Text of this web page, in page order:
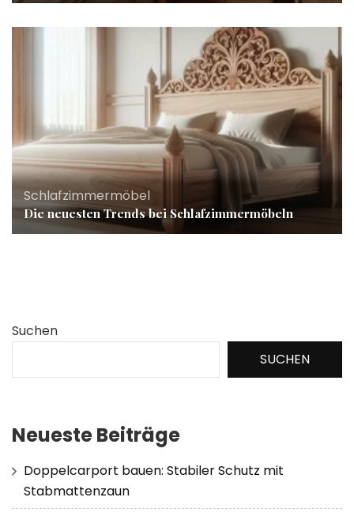
Schlafzimmermöbel
Die neuesten Trends bei Schlafzimmermöbeln
Suchen
SUCHEN
Neueste Beiträge
Doppelcarport bauen: Stabiler Schutz mit
Stabmattenzaun